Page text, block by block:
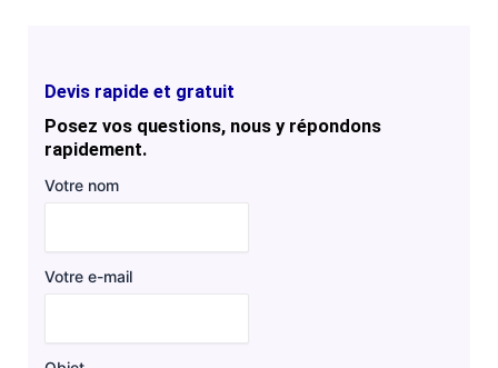
Devis rapide et gratuit
Posez vos questions, nous y répondons
rapidement.
Votre nom
Votre e-mail